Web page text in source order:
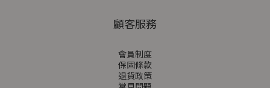
顧客服務
會員制度
保固條款
退貨政策